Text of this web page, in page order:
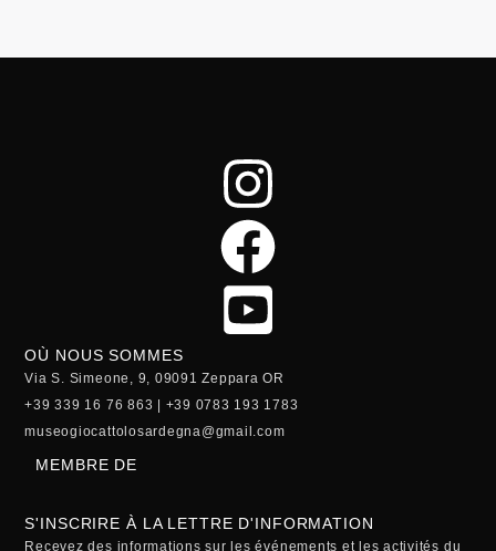
OÙ NOUS SOMMES
Via S. Simeone, 9, 09091 Zeppara OR
+39 339 16 76 863 | +39 0783 193 1783
museogiocattolosardegna@gmail.com
MEMBRE DE
S'INSCRIRE À LA LETTRE D'INFORMATION
Recevez des informations sur les événements et les activités du